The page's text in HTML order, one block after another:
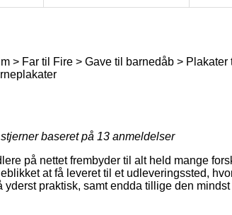
> Far til Fire > Gave til barnedåb >
baseret på 13 anmeldelser
på nettet frembyder til alt held mange
at få leveret til et udleveringssted,
yderst praktisk, samt endda tillige den